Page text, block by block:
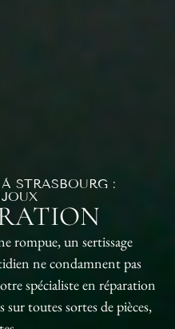
STRASBOURG :
rompue, un sertissage
ne condamnent pas
spécialiste en réparation
toutes sortes de pièces,